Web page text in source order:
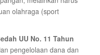
olahraga (sport
UU No. 11 Tahun
pengelolaan dana dan